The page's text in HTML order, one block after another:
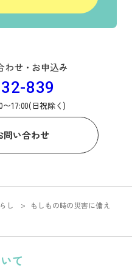
わせ・お申込み
839
17:00(日祝除く)
問い合わせ
し
もしもの時の災害に備え
て